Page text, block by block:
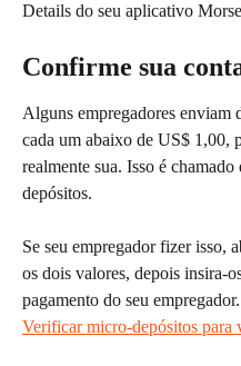
Details do seu aplicativo
Confirme sua
Alguns empregadores enviam
cada um abaixo de US$ 1,00,
realmente sua. Isso é
depósitos.
Se seu empregador fizer isso,
os dois valores, depois insira-
pagamento do seu
Verificar micro-depósitos para